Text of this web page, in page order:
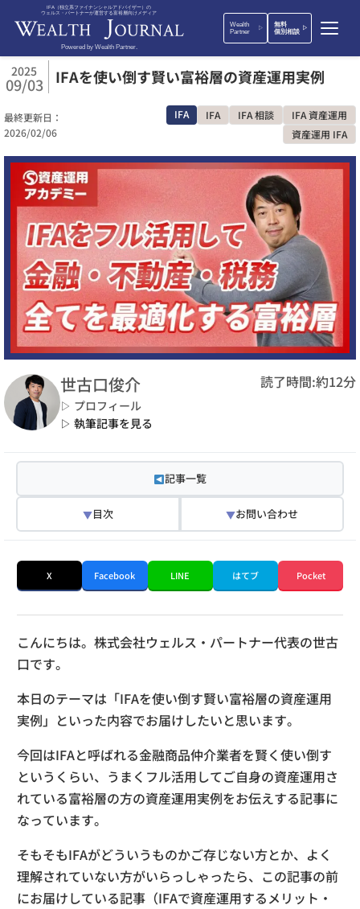
IFA（独立系ファイナンシャルアドバイザー）の
ウェルス・パートナーが運営する富裕層向けメディア
Powered by Wealth Partner.
Wealth
Partner
無料
個別相談
2025
09/03 IFAを使い倒す賢い富裕層の資産運用実例
最終更新日：
2026/02/06
IFA IFA IFA 相談
IFA 資産運用
資産運用 IFA
世古口俊介
▷ プロフィール
▷ 執筆記事を見る
読了時間:約12分
記事一覧
▼目次 ▼お問い合わせ
X Facebook LINE はてブ Pocket
こんにちは。株式会社ウェルス・パートナー代表の世古
口です。
本日のテーマは「IFAを使い倒す賢い富裕層の資産運用
実例」といった内容でお届けしたいと思います。
今回はIFAと呼ばれる金融商品仲介業者を賢く使い倒す
というくらい、うまくフル活用してご自身の資産運用さ
れている富裕層の方の資産運用実例をお伝えする記事に
なっています。
そもそもIFAがどういうものかご存じない方とか、よく
理解されていない方がいらっしゃったら、この記事の前
にお届けしている記事（IFAで資産運用するメリット・